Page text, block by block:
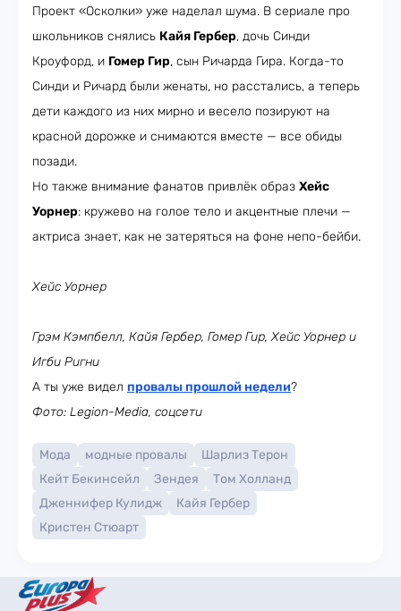
Проект «Осколки» уже наделал шума. В сериале про
школьников снялись Кайя Гербер, дочь Синди
Кроуфорд, и Гомер Гир, сын Ричарда Гира. Когда-то
Синди и Ричард были женаты, но расстались, а теперь
дети каждого из них мирно и весело позируют на
красной дорожке и снимаются вместе — все обиды
позади.
Но также внимание фанатов привлёк образ Хейс
Уорнер: кружево на голое тело и акцентные плечи —
актриса знает, как не затеряться на фоне непо-бейби.
Хейс Уорнер
Грэм Кэмпбелл, Кайя Гербер, Гомер Гир, Хейс Уорнер и
Игби Ригни
А ты уже видел провалы прошлой недели?
Фото: Legion-Media, соцсети
Мода модные провалы
Шарлиз Терон
Кейт Бекинсейл
Зендея
Том Холланд
Дженнифер Кулидж
Кайя Гербер
Кристен Стюарт